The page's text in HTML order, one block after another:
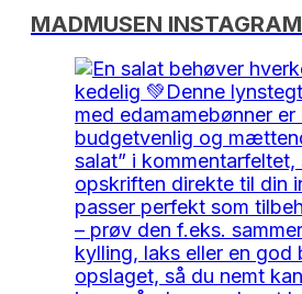
MADMUSEN INSTAGRAM